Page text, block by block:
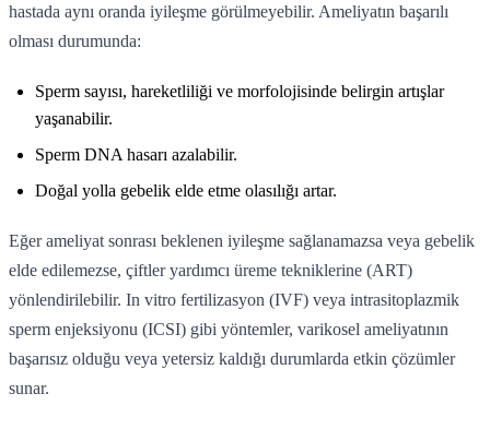
hastada aynı oranda iyileşme görülmeyebilir. Ameliyatın başarılı
olması durumunda:
Sperm sayısı, hareketliliği ve morfolojisinde belirgin artışlar
yaşanabilir.
Sperm DNA hasarı azalabilir.
Doğal yolla gebelik elde etme olasılığı artar.
Eğer ameliyat sonrası beklenen iyileşme sağlanamazsa veya gebelik
elde edilemezse, çiftler yardımcı üreme tekniklerine (ART)
yönlendirilebilir. In vitro fertilizasyon (IVF) veya intrasitoplazmik
sperm enjeksiyonu (ICSI) gibi yöntemler, varikosel ameliyatının
başarısız olduğu veya yetersiz kaldığı durumlarda etkin çözümler
sunar.